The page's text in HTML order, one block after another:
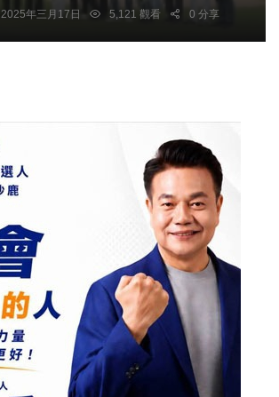
2025年三月17日 5,121 觀看 0 分享